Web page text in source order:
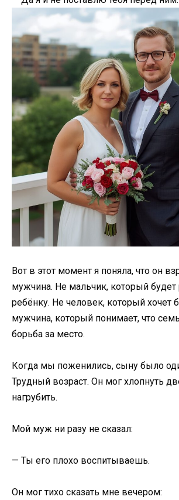
Вот в этот момент я поняла, что он
мужчина. Не мальчик, который будет
ребёнку. Не человек, который хочет
мужчина, который понимает, что
борьба за место.
Когда мы поженились, сыну было
Трудный возраст. Он мог хлопнуть
нагрубить.
Мой муж ни разу не сказал:
— Ты его плохо воспитываешь.
Он мог тихо сказать мне вечером: